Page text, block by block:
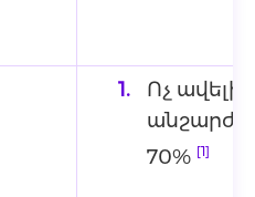
Ոչ
անշարժ
70% [1]